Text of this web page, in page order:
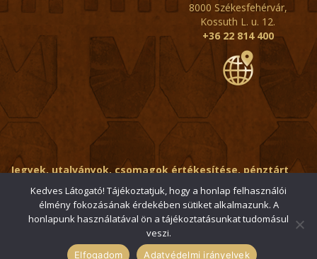
8000 Székesfehérvár,
Kossuth L. u. 12.
+36 22 814 400
Jegyek, utalványok, csomagok értékesítése, pénztárt
érintő kérdések:
ertekesito@fehervar-arpadfurdo.hu
Általános érdeklődés: info@fehervar-arpadfurdo.hu
© 2006-2026 Székesfehérvári Árpád Fürdő / Minden jog
Kedves Látogató! Tájékoztatjuk, hogy a honlap felhasználói
élmény fokozásának érdekében sütiket alkalmazunk. A
honlapunk használatával ön a tájékoztatásunkat tudomásul
veszi.
Elfogadom Adatvédelmi irányelvek